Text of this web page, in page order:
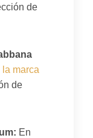
de
marca
de
En